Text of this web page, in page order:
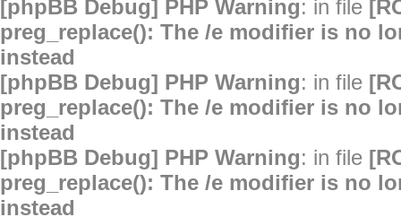
[phpBB Debug] PHP Warning: in file
preg_replace(): The /e modifier is no
instead
[phpBB Debug] PHP Warning: in file
preg_replace(): The /e modifier is no
instead
[phpBB Debug] PHP Warning: in file
preg_replace(): The /e modifier is no
instead